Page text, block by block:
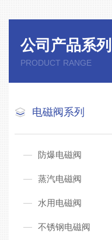
公司产品系列
PRODUCT RANGE
电磁阀系列
防爆电磁阀
蒸汽电磁阀
水用电磁阀
不锈钢电磁阀